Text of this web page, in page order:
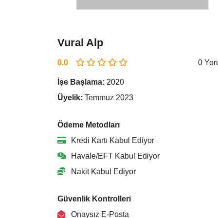
Vural Alp
0.0 0
İşe Başlama: 2020
Üyelik: Temmuz 2023
Ödeme Metodları
Kredi Kartı Kabul Ediyor
Havale/EFT Kabul Ediyor
Nakit Kabul Ediyor
Güvenlik Kontrolleri
Onaysız E-Posta